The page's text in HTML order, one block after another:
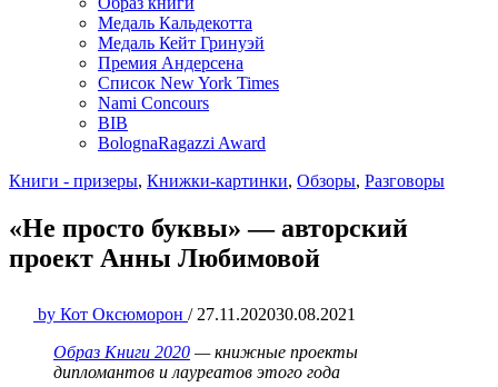
Медаль Кальдекотта
Медаль Кейт Гринуэй
Премия Андерсена
Список New York Times
Nami Concours
BIB
BolognaRagazzi Award
Книги - призеры, Книжки-картинки, Обзоры, Разговоры
«Не просто буквы» — авторский
проект Анны Любимовой
by Кот Оксюморон / 27.11.202030.08.2021
Образ Книги 2020 — книжные проекты
дипломантов и лауреатов этого года